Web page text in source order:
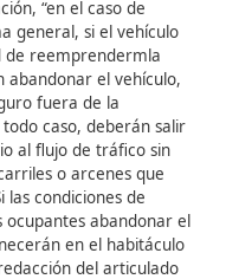
a DGT 3.0? ¿Debo
los elementos
los sistemas
contratar servicios
móviles. La
de 12 años, y el coste
del dispositivo. Es
de caducidad